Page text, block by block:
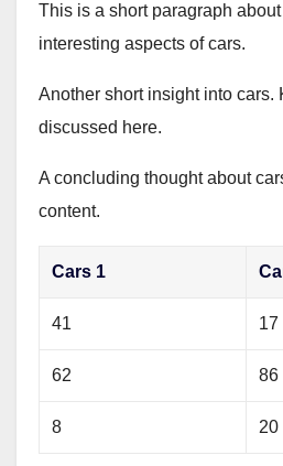
This is a short paragraph
interesting aspects of cars.
Another short insight into cars.
discussed here.
A concluding thought about
content.
Cars 1
41 17
62 86
8 20